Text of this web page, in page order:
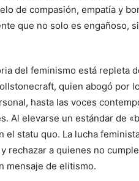
de compasión, empatía y
que no solo es engañoso,
del feminismo está repleta
quien abogó por
hasta las voces
Al elevarse un estándar de
el statu quo. La lucha
rechazar a quienes no
mensaje de elitismo.